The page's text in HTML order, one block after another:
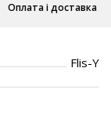
Оплата і доставка
Flis-Y